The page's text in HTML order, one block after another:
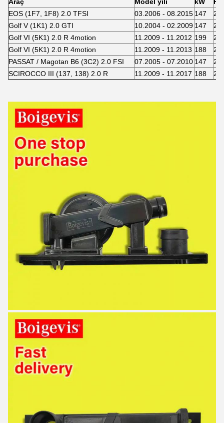
EOS (1F7, 1F8) 2.0 TFSI
03.2006 - 08.2015 147
Golf V (1K1) 2.0 GTI
10.2004 - 02.2009 147
Golf VI (5K1) 2.0 R 4motion
11.2009 - 11.2012 199
Golf VI (5K1) 2.0 R 4motion
11.2009 - 11.2013 188
PASSAT / Magotan B6 (3C2) 2.0 FSI
07.2005 - 07.2010 147
SCIROCCO III (137, 138) 2.0 R
11.2009 - 11.2017 188